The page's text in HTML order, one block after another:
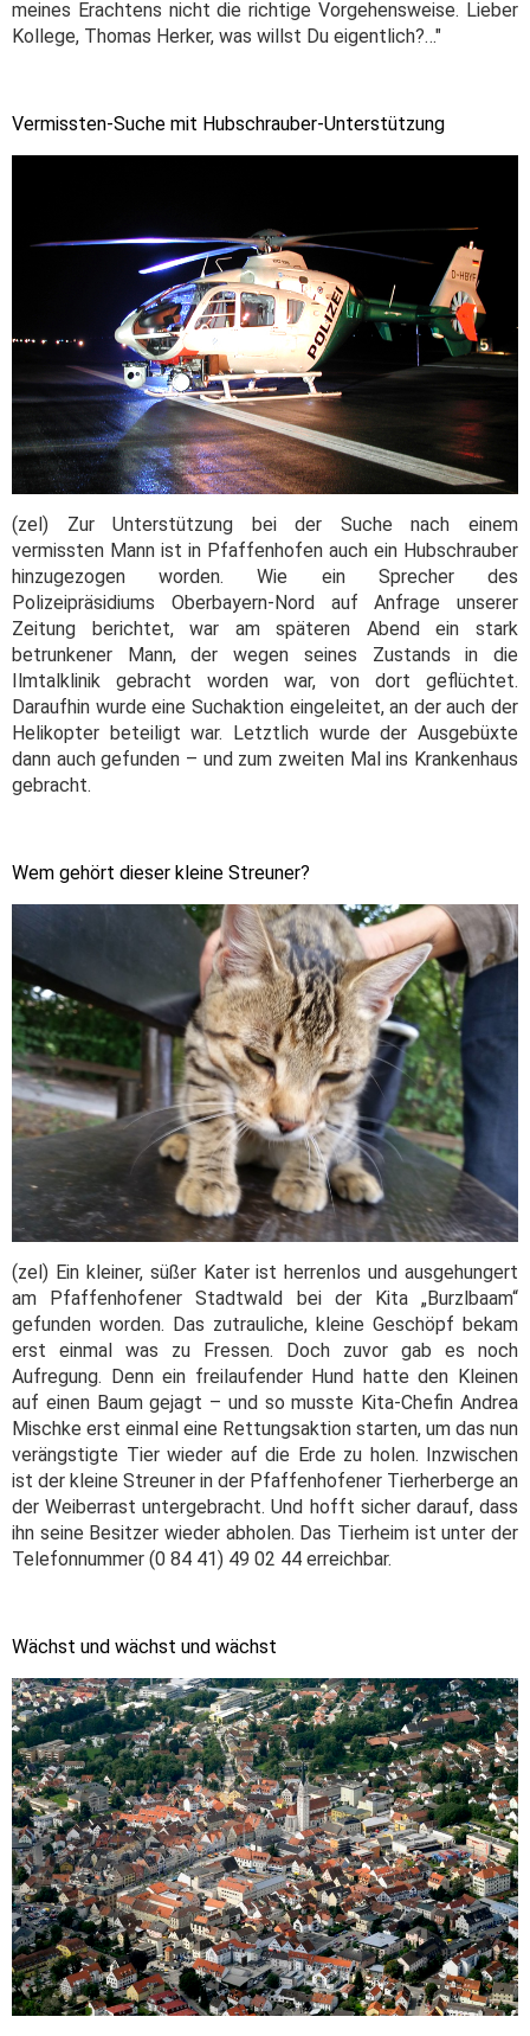
meines Erachtens nicht die richtige Vorgehensweise. Lieber
Kollege, Thomas Herker, was willst Du eigentlich?…"
Vermissten-Suche mit Hubschrauber-Unterstützung
(zel) Zur Unterstützung bei der Suche nach einem
vermissten Mann ist in Pfaffenhofen auch ein Hubschrauber
hinzugezogen worden. Wie ein Sprecher des
Polizeipräsidiums Oberbayern-Nord auf Anfrage unserer
Zeitung berichtet, war am späteren Abend ein stark
betrunkener Mann, der wegen seines Zustands in die
Ilmtalklinik gebracht worden war, von dort geflüchtet.
Daraufhin wurde eine Suchaktion eingeleitet, an der auch der
Helikopter beteiligt war. Letztlich wurde der Ausgebüxte
dann auch gefunden – und zum zweiten Mal ins Krankenhaus
gebracht.
Wem gehört dieser kleine Streuner?
(zel) Ein kleiner, süßer Kater ist herrenlos und ausgehungert
am Pfaffenhofener Stadtwald bei der Kita „Burzlbaam“
gefunden worden. Das zutrauliche, kleine Geschöpf bekam
erst einmal was zu Fressen. Doch zuvor gab es noch
Aufregung. Denn ein freilaufender Hund hatte den Kleinen
auf einen Baum gejagt – und so musste Kita-Chefin Andrea
Mischke erst einmal eine Rettungsaktion starten, um das nun
verängstigte Tier wieder auf die Erde zu holen. Inzwischen
ist der kleine Streuner in der Pfaffenhofener Tierherberge an
der Weiberrast untergebracht. Und hofft sicher darauf, dass
ihn seine Besitzer wieder abholen. Das Tierheim ist unter der
Telefonnummer (0 84 41) 49 02 44 erreichbar.
Wächst und wächst und wächst